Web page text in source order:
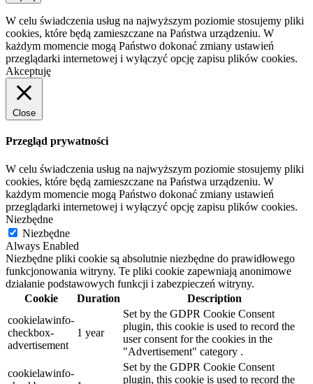
W celu świadczenia usług na najwyższym poziomie stosujemy pliki
cookies, które będą zamieszczane na Państwa urządzeniu. W
każdym momencie mogą Państwo dokonać zmiany ustawień
przeglądarki internetowej i wyłączyć opcję zapisu plików cookies.
Akceptuję
Close
Przegląd prywatności
W celu świadczenia usług na najwyższym poziomie stosujemy pliki
cookies, które będą zamieszczane na Państwa urządzeniu. W
każdym momencie mogą Państwo dokonać zmiany ustawień
przeglądarki internetowej i wyłączyć opcję zapisu plików cookies.
Niezbędne
Niezbędne
Always Enabled
Niezbędne pliki cookie są absolutnie niezbędne do prawidłowego
funkcjonowania witryny. Te pliki cookie zapewniają anonimowe
działanie podstawowych funkcji i zabezpieczeń witryny.
Cookie
Duration
Description
cookielawinfo-
checkbox-
advertisement
1 year
Set by the GDPR Cookie Consent
plugin, this cookie is used to record the
user consent for the cookies in the
"Advertisement" category .
cookielawinfo-
Set by the GDPR Cookie Consent
plugin, this cookie is used to record the